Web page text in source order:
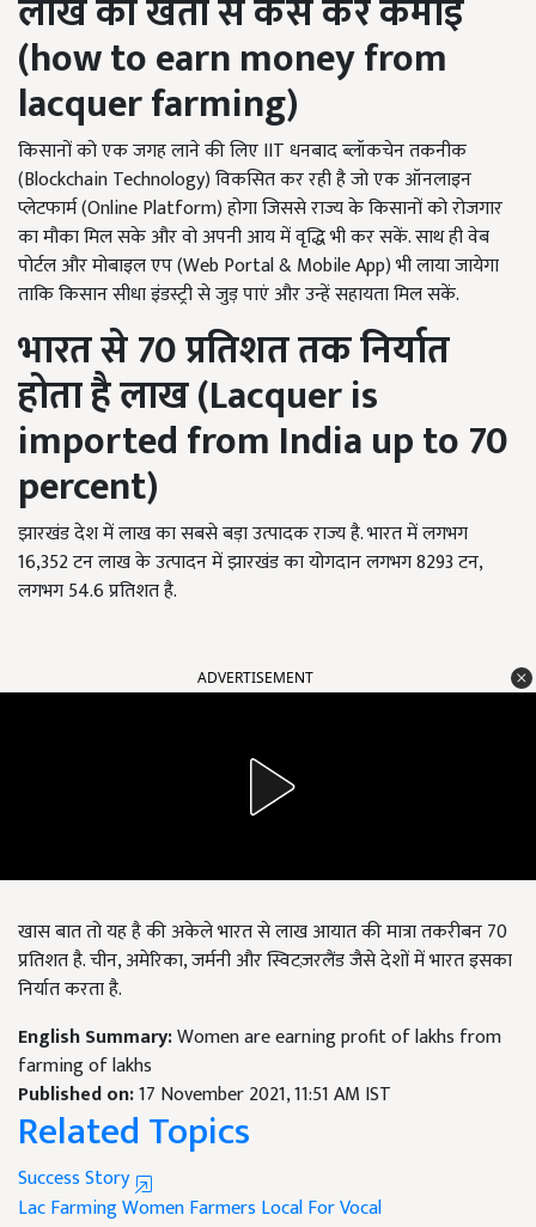
लाख की खेती से कैसे करें कमाई
(how to earn money from
lacquer farming)
किसानों को एक जगह लाने की लिए IIT धनबाद ब्लॉकचेन तकनीक
(Blockchain Technology) विकसित कर रही है जो एक ऑनलाइन
प्लेटफार्म (Online Platform) होगा जिससे राज्य के किसानों को रोजगार
का मौका मिल सके और वो अपनी आय में वृद्धि भी कर सकें. साथ ही वेब
पोर्टल और मोबाइल एप (Web Portal & Mobile App) भी लाया जायेगा
ताकि किसान सीधा इंडस्ट्री से जुड़ पाएं और उन्हें सहायता मिल सकें.
भारत से70प्रतिशत तकनिर्यात
होता है लाख (Lacquer is
imported from India up to 70
percent)
झारखंड देश में लाख का सबसे बड़ा उत्पादक राज्य है. भारत में लगभग
16,352 टन लाख के उत्पादन में झारखंड का योगदान लगभग 8293 टन,
लगभग 54.6 प्रतिशत है.
ADVERTISEMENT
खास बात तो यह है की अकेले भारत से लाख आयात की मात्रा तकरीबन 70
प्रतिशत है. चीन, अमेरिका, जर्मनी और स्विटज़रलैंड जैसे देशों में भारत इसका
निर्यात करता है.
English Summary:Women are earning profit of lakhs from
farming of lakhs
Published on:17 November 2021, 11:51 AM IST
Related Topics
Success Story
Lac FarmingWomen Farmers Local For Vocal